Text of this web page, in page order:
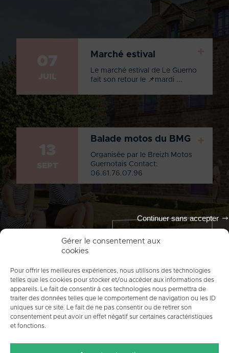
Gérer le consentement aux
cookies
Pour offrir les meilleures expériences, nous utilisons des technologies
telles que les cookies pour stocker et/ou accéder aux informations des
appareils. Le fait de consentir à ces technologies nous permettra de
traiter des données telles que le comportement de navigation ou les ID
uniques sur ce site. Le fait de ne pas consentir ou de retirer son
consentement peut avoir un effet négatif sur certaines caractéristiques
et fonctions.
Continuer sans accepter
Marché estival
Le marché estival de Le Guerno
fait son retour le 📌mardi ...
Balade motos du BMG
Organisée par le Breizh Motos
Guernotais Contact:
06.61.76.07.96
PLAN DU SITE MENTIONS LÉGALES